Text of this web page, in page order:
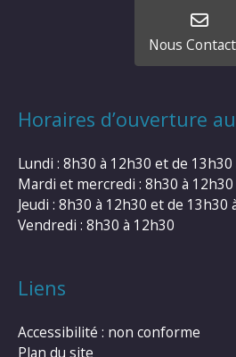
Nous
Horaires d’ouverture
Lundi : 8h30 à 12h30 et de 13h30
Mardi et mercredi : 8h30 à 12h30
Jeudi : 8h30 à 12h30 et de 13h30
Vendredi : 8h30 à 12h30
Liens
Accessibilité : non conforme
Plan du site